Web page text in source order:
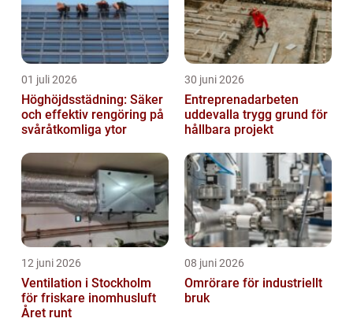
01 juli 2026
Höghöjdsstädning: Säker
och effektiv rengöring på
svåråtkomliga ytor
30 juni 2026
Entreprenadarbeten
uddevalla trygg grund för
hållbara projekt
12 juni 2026
Ventilation i Stockholm
för friskare inomhusluft
Året runt
08 juni 2026
Omrörare för industriellt
bruk